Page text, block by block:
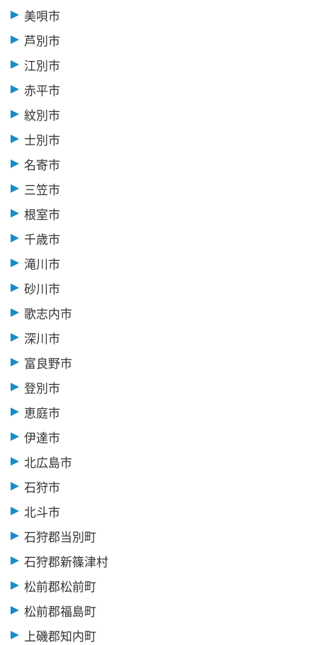
美唄市
芦別市
江別市
赤平市
紋別市
士別市
名寄市
三笠市
根室市
千歳市
滝川市
砂川市
歌志内市
深川市
富良野市
登別市
恵庭市
伊達市
北広島市
石狩市
北斗市
石狩郡当別町
石狩郡新篠津村
松前郡松前町
松前郡福島町
上磯郡知内町